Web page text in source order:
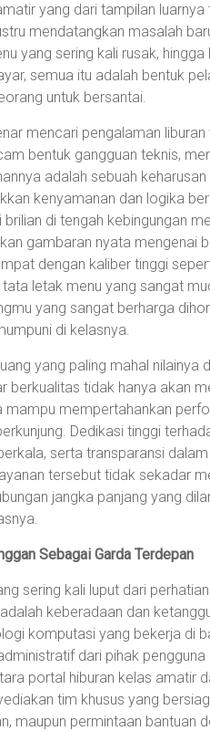
yang dari tampilan
mendatangkan masalah
yang sering kali rusak,
semua itu adalah bentuk
untuk bersantai.
mencari pengalaman
bentuk gangguan teknis,
adalah sebuah
kenyamanan dan logika
di tengah kebingungan
gambaran nyata mengenai
dengan kaliber tinggi
letak menu yang sangat
yang sangat berharga
di kelasnya.
yang paling mahal nilainya
berkualitas tidak hanya akan
mampu mempertahankan
Dedikasi tinggi
serta transparansi
tersebut tidak sekadar
jangka panjang yang
Sebagai Garda Terdepan
sering kali luput dari
keberadaan dan
komputasi yang bekerja di
dari pihak
portal hiburan kelas amatir
tim khusus yang
maupun permintaan bantuan